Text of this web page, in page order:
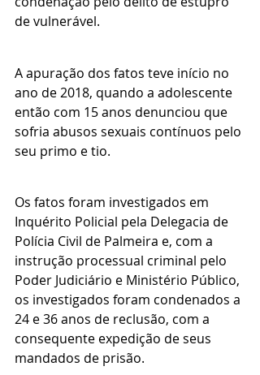
de vulnerável.
A apuração dos fatos teve início no
ano de 2018, quando a adolescente
então com 15 anos denunciou que
sofria abusos sexuais contínuos pelo
seu primo e tio.
Os fatos foram investigados em
Inquérito Policial pela Delegacia de
Polícia Civil de Palmeira e, com a
instrução processual criminal pelo
Poder Judiciário e Ministério Público,
os investigados foram condenados a
24 e 36 anos de reclusão, com a
consequente expedição de seus
mandados de prisão.